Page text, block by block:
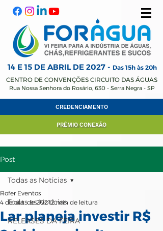
14 E 15 DE ABRIL DE 2027 - Das 15h às 20h
CENTRO DE CONVENÇÕES CIRCUITO DAS ÁGUAS
Rua Nossa Senhora do Rosário, 630 - Serra Negra - SP
CREDENCIAMENTO
PRÊMIO CONEXÃO
Post
Todas as Notícias
RELEASES DA FEIRA
Todas as Notícias
Lar planeja investir R$
Rofer Eventos
4 de out. de 20212 min de leitura